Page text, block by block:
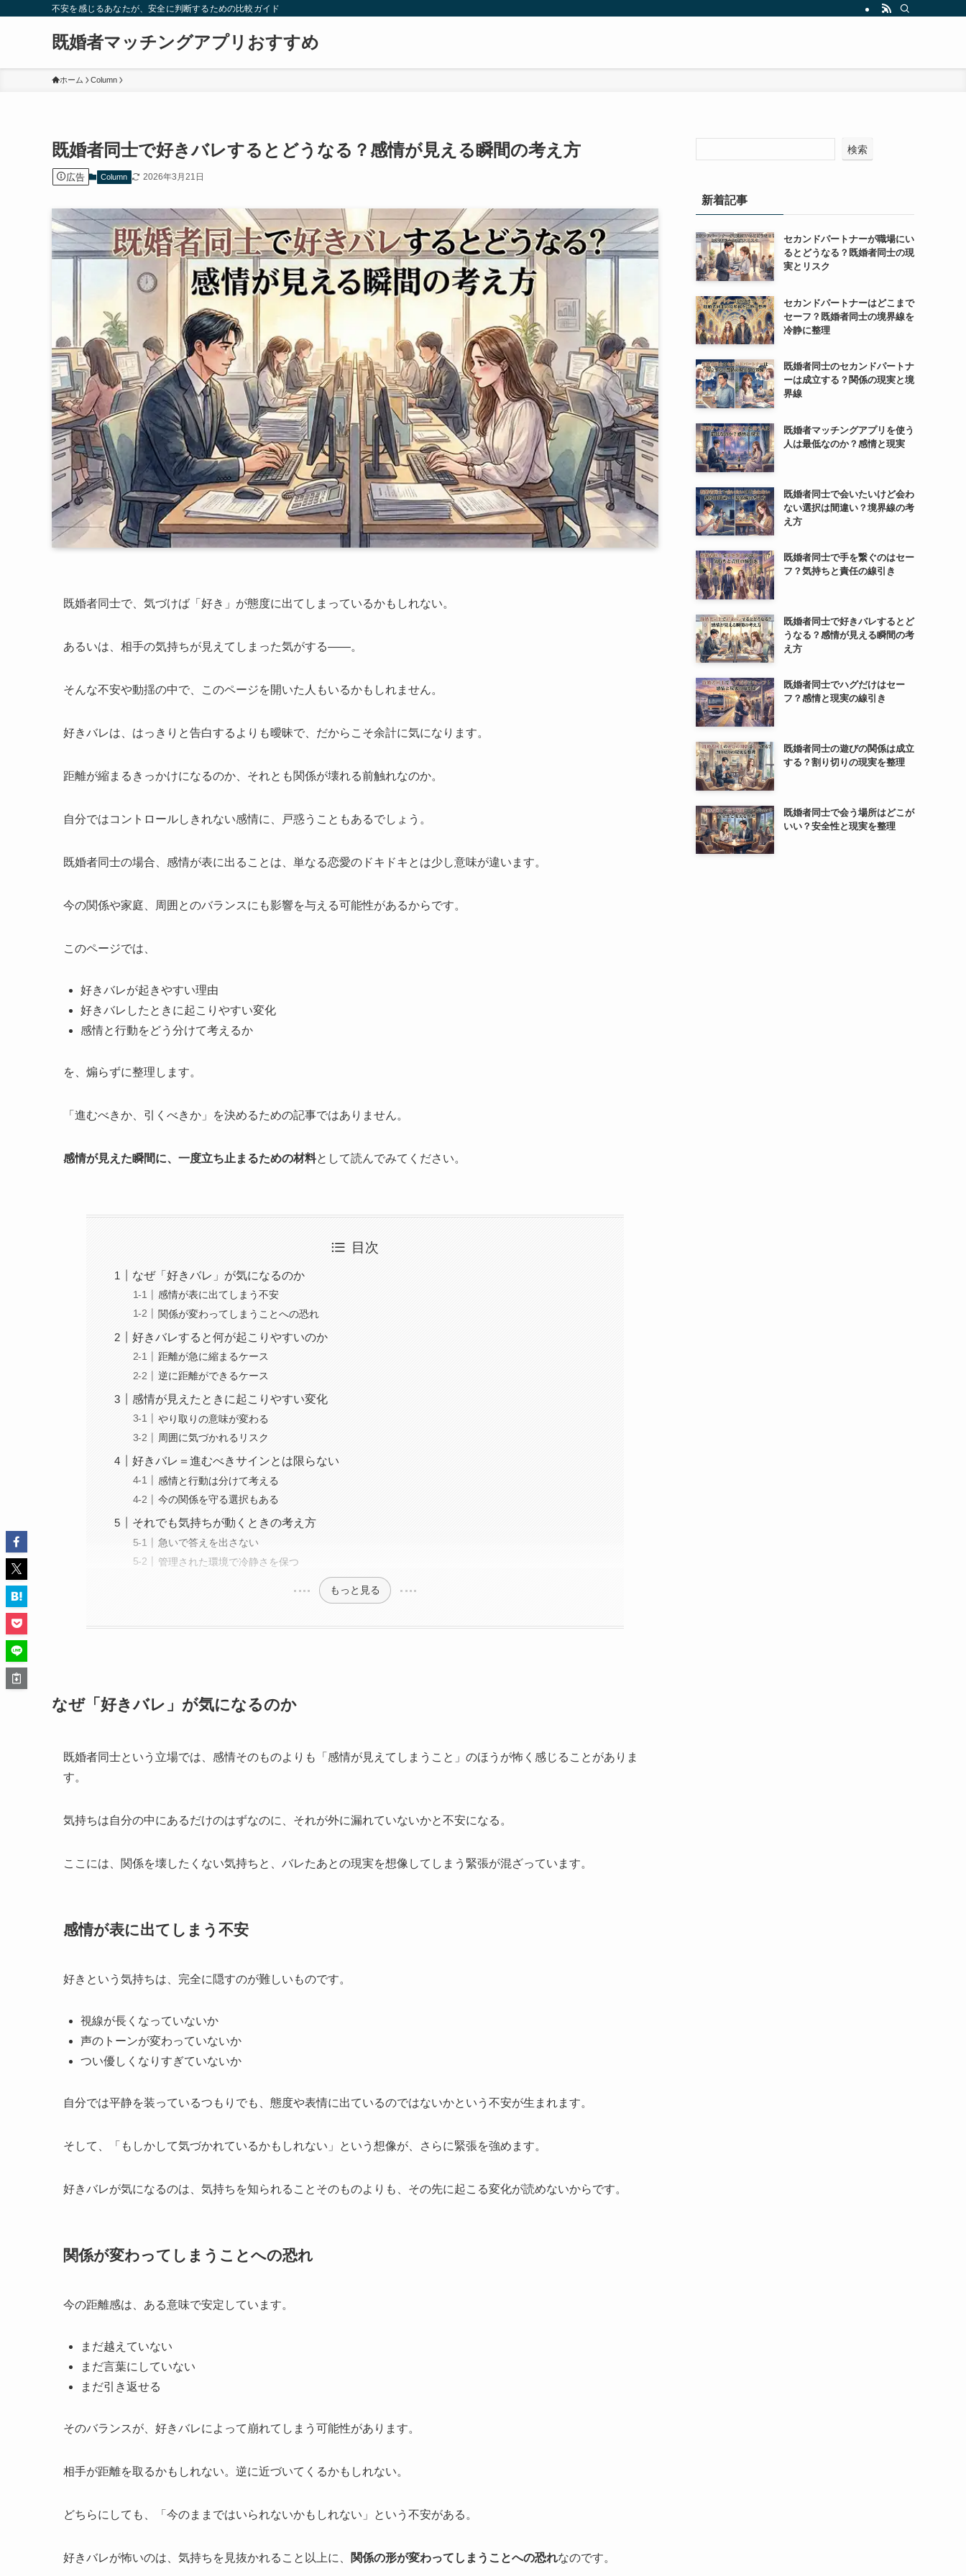
不安を感じるあなたが、安全に判断するための比較ガイド
既婚者マッチングアプリおすすめ
ホーム Column
既婚者同士で好きバレするとどうなる？感情が見える瞬間の考え方
広告 Column 2026年3月21日
既婚者同士で、気づけば「好き」が態度に出てしまっているかもしれない。
あるいは、相手の気持ちが見えてしまった気がする――。
そんな不安や動揺の中で、このページを開いた人もいるかもしれません。
好きバレは、はっきりと告白するよりも曖昧で、だからこそ余計に気になります。
距離が縮まるきっかけになるのか、それとも関係が壊れる前触れなのか。
自分ではコントロールしきれない感情に、戸惑うこともあるでしょう。
既婚者同士の場合、感情が表に出ることは、単なる恋愛のドキドキとは少し意味が違います。
今の関係や家庭、周囲とのバランスにも影響を与える可能性があるからです。
このページでは、
好きバレが起きやすい理由
好きバレしたときに起こりやすい変化
感情と行動をどう分けて考えるか
を、煽らずに整理します。
「進むべきか、引くべきか」を決めるための記事ではありません。
感情が見えた瞬間に、一度立ち止まるための材料として読んでみてください。
目次
なぜ「好きバレ」が気になるのか
感情が表に出てしまう不安
関係が変わってしまうことへの恐れ
好きバレすると何が起こりやすいのか
距離が急に縮まるケース
逆に距離ができるケース
感情が見えたときに起こりやすい変化
やり取りの意味が変わる
周囲に気づかれるリスク
好きバレ＝進むべきサインとは限らない
感情と行動は分けて考える
今の関係を守る選択もある
それでも気持ちが動くときの考え方
急いで答えを出さない
管理された環境で冷静さを保つ
もっと見る
なぜ「好きバレ」が気になるのか
既婚者同士という立場では、感情そのものよりも「感情が見えてしまうこと」のほうが怖く感じることがありま
す。
気持ちは自分の中にあるだけのはずなのに、それが外に漏れていないかと不安になる。
ここには、関係を壊したくない気持ちと、バレたあとの現実を想像してしまう緊張が混ざっています。
感情が表に出てしまう不安
好きという気持ちは、完全に隠すのが難しいものです。
視線が長くなっていないか
声のトーンが変わっていないか
つい優しくなりすぎていないか
自分では平静を装っているつもりでも、態度や表情に出ているのではないかという不安が生まれます。
そして、「もしかして気づかれているかもしれない」という想像が、さらに緊張を強めます。
好きバレが気になるのは、気持ちを知られることそのものよりも、その先に起こる変化が読めないからです。
関係が変わってしまうことへの恐れ
今の距離感は、ある意味で安定しています。
まだ越えていない
まだ言葉にしていない
まだ引き返せる
そのバランスが、好きバレによって崩れてしまう可能性があります。
相手が距離を取るかもしれない。逆に近づいてくるかもしれない。
どちらにしても、「今のままではいられないかもしれない」という不安がある。
好きバレが怖いのは、気持ちを見抜かれること以上に、 関係の形が変わってしまうことへの恐れなのです。
検索
新着記事
セカンドパートナーが職場にい
るとどうなる？既婚者同士の現
実とリスク
セカンドパートナーはどこまで
セーフ？既婚者同士の境界線を
冷静に整理
既婚者同士のセカンドパートナ
ーは成立する？関係の現実と境
界線
既婚者マッチングアプリを使う
人は最低なのか？感情と現実
既婚者同士で会いたいけど会わ
ない選択は間違い？境界線の考
え方
既婚者同士で手を繋ぐのはセー
フ？気持ちと責任の線引き
既婚者同士で好きバレするとど
うなる？感情が見える瞬間の考
え方
既婚者同士でハグだけはセー
フ？感情と現実の線引き
既婚者同士の遊びの関係は成立
する？割り切りの現実を整理
既婚者同士で会う場所はどこが
いい？安全性と現実を整理